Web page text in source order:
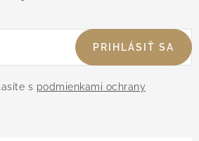
s podmienkami ochrany
PRIHLÁSIŤ SA